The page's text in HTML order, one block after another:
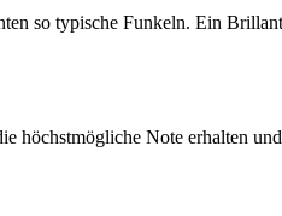
so typische Funkeln. Ein
Note erhalten